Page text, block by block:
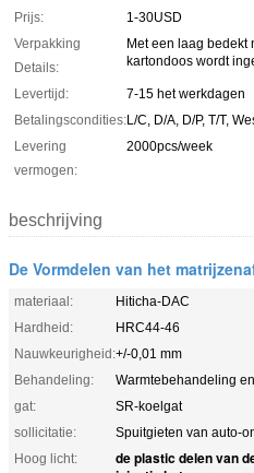
Prijs:
1-30USD
Verpakking
Details:
Met een laag bedekt
kartondoos wordt
Levertijd:
7-15 het werkdagen
Betalingscondities:L/C, D/A, D/P, T/T,
Levering
vermogen:
2000pcs/week
beschrijving
De Vormdelen van het
materiaal:
Hiticha-DAC
Hardheid:
HRC44-46
Nauwkeurigheid:+/-0,01 mm
Behandeling:
Warmtebehandeling
gat:
SR-koelgat
sollicitatie:
Spuitgieten van auto-
Hoog licht:
de plastic delen van